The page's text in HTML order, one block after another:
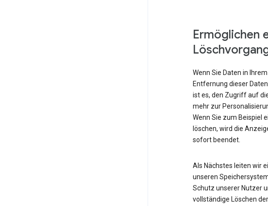
Ermöglichen
Wenn Sie Daten in
Entfernung dieser
ist es, den Zugriff auf
mehr zur
Wenn Sie zum Beispiel
löschen, wird die
sofort beendet.
Als Nächstes leiten wir
unseren
Schutz unserer Nutzer
vollständige Löschen